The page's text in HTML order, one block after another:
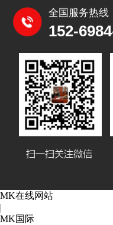
全国服务热线
152-
MK在线网站
|
MK国际